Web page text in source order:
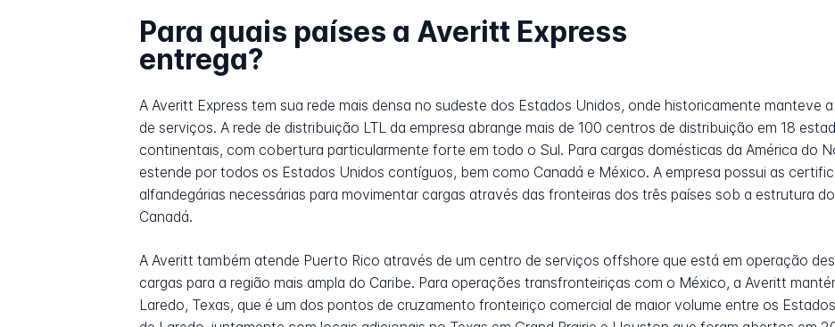
Para quais países a Averitt Express
entrega?
A Averitt Express tem sua rede mais densa no sudeste dos Estados Unidos, onde historicamente manteve
de serviços. A rede de distribuição LTL da empresa abrange mais de 100 centros de distribuição em 18
continentais, com cobertura particularmente forte em todo o Sul. Para cargas domésticas da América do
estende por todos os Estados Unidos contíguos, bem como Canadá e México. A empresa possui as
alfandegárias necessárias para movimentar cargas através das fronteiras dos três países sob a estrutura
Canadá.
A Averitt também atende Puerto Rico através de um centro de serviços offshore que está em operação
cargas para a região mais ampla do Caribe. Para operações transfronteiriças com o México, a Averitt
Laredo, Texas, que é um dos pontos de cruzamento fronteiriço comercial de maior volume entre os